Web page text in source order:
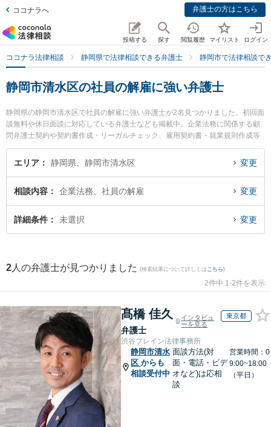
ココナラへ 弁護士の方はこちら
投稿する 探す 閲覧履歴 マイリスト ログイン
ココナラ法律相談 静岡県で法律相談できる弁護士 静岡市で法律相談で
静岡市清水区の社員の解雇に強い弁護士
静岡県の静岡市清水区で社員の解雇に強い弁護士が2名見つかりました。初回面
談無料や休日面談に対応している弁護士なども掲載中。企業法務に関係する顧
問弁護士契約や契約書作成・リーガルチェック、雇用契約書・就業規則作成等
の細かな分野での絞り込み検索もでき便利です。特にミモザ法律事務所の北嶋
太郎弁護士や新清水法律事務所の浅井 裕貴弁護士のプロフィール情報や弁護士
ル解決の実績豊富な近くの弁護士を検索したい』『初回相談無料で社員の解雇
を法律相談できる静岡市清水区内の弁護士に相談予約したい』などでお困りの
相談者さんにおすすめです。
エリア 静岡県、静岡市清水区 変更
相談内容 企業法務、社員の解雇 変更
詳細条件 未選択 変更
2 人の弁護士が見つかりました (検索結果について詳しくは こちら)
2件中 1-2件を表示
髙橋 佳久
弁護士
インタビュ
ーを見る
東京都
渋谷ブレイン法律事務所
静岡市清水
区 からも
相談受付中
面談方法(対
面・電話・ビデ
オなど)は応相
談
営業時間：0
9:00~18:00
（平日）